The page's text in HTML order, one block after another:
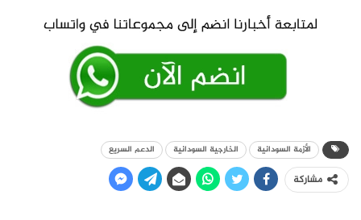
الأزمة السودانية الخارجية السودانية الدعم السريع
مشاركة